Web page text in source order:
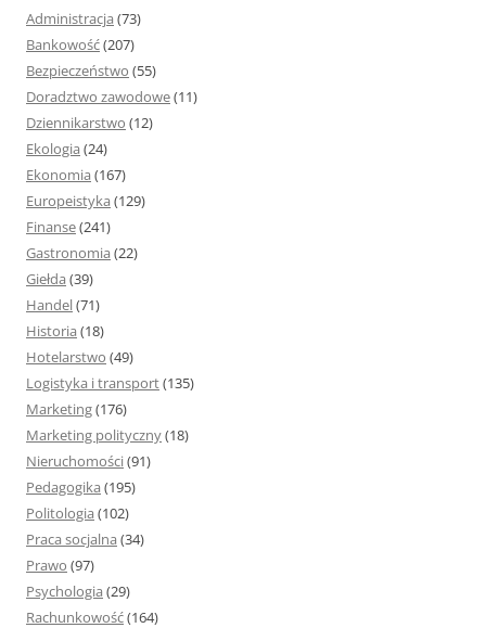
Administracja (73)
Bankowość(207)
Bezpieczeństwo (55)
Doradztwo zawodowe(11)
Dziennikarstwo (12)
Ekologia (24)
Ekonomia (167)
Europeistyka (129)
Finanse(241)
Gastronomia (22)
Giełda (39)
Handel(71)
Historia (18)
Hotelarstwo (49)
Logistyka i transport(135)
Marketing(176)
Marketing polityczny(18)
Nieruchomości(91)
Pedagogika (195)
Politologia (102)
Praca socjalna (34)
Prawo (97)
Psychologia (29)
Rachunkowość(164)